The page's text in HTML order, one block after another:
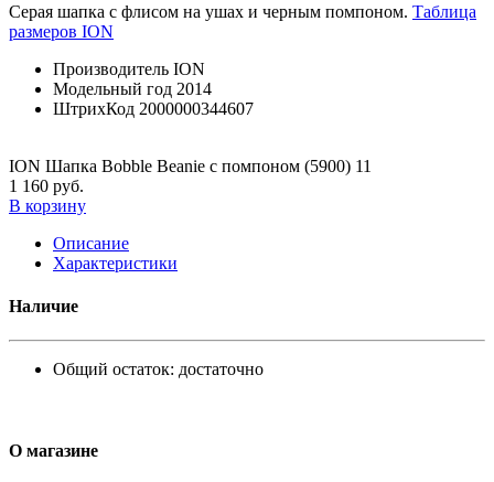
Серая шапка с флисом на ушах и черным помпоном. Таблица
размеров ION
Производитель ION
Модельный год 2014
ШтрихКод 2000000344607
ION Шапка Bobble Beanie с помпоном (5900) 11
1 160 руб.
В корзину
Описание
Характеристики
Наличие
Общий остаток: достаточно
О магазине